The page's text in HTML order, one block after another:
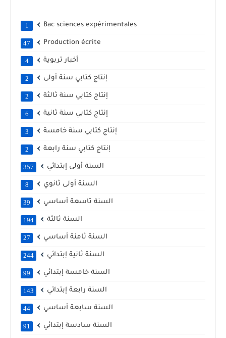
Bac sciences expérimentales
1
Production écrite
47
أخبار تربوية 4
إنتاج كتابي سنة أولى 2
إنتاج كتابي سنة ثالثة 2
إنتاج كتابي سنة ثانية 6
إنتاج كتابي سنة خامسة 3
إنتاج كتابي سنة رابعة 2
السنة أولى إبتدائي 357
السنة أولى ثانوي 8
السنة تاسعة أساسي 39
السنة ثالثة 194
السنة ثامنة أساسي 27
السنة ثانية إبتدائي 244
السنة خامسة إبتدائي 99
السنة رابعة إبتدائي 143
السنة سابعة أساسي 44
السنة سادسة إبتدائي 91